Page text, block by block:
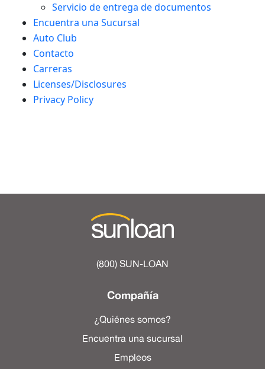
Servicio de entrega de documentos
Encuentra una Sucursal
Auto Club
Contacto
Carreras
Licenses/Disclosures
Privacy Policy
(800) SUN-LOAN
Compañía
¿Quiénes somos?
Encuentra una sucursal
Empleos